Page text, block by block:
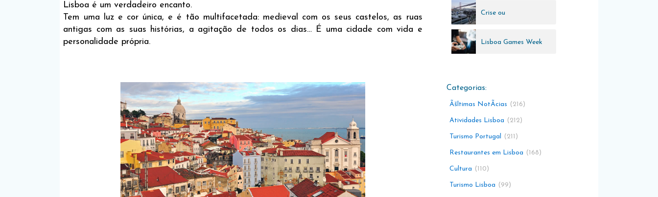
Lisboa é um verdadeiro encanto.
Tem uma luz e cor única, e é tão multifacetada: medieval com os seus castelos, as ruas
antigas com as suas histórias, a agitação de todos os dias… É uma cidade com vida e
personalidade própria.
Crise ou
oportunidade?
Lisboa Games Week
Ãšltimas NotÃ­cias 216
Atividades Lisboa 212
Turismo Portugal 211
Restaurantes em Lisboa 168
Cultura 110
Turismo Lisboa 99